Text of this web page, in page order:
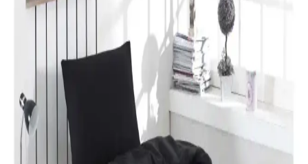
Karaca Home’un Lavin nevresim takımı, %100 pamuklu kumaşı,
Adaçayı rengi ve modern tasarımıyla yatak odalarına şıklık ve
rahatlık katıyor. Uzun ömürlü ve kolay bakım özellikleriyle ideal bir
Özdilek Colormix ve Valoroso Çift Kişilik Nevresim
Takımları Karşılaştırması
Bu karşılaştırmada Özdilek Colormix ve Valoroso nevresim
takımlarının kumaş özellikleri, tasarım ve kullanıcı yorumları detaylı
inceleniyor.